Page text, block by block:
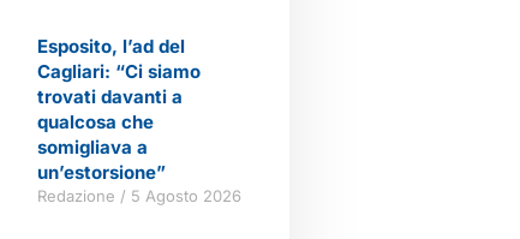
Esposito, l’ad del
Cagliari: “Ci siamo
trovati davanti a
qualcosa che
somigliava a
un’estorsione”
Redazione 5 Agosto 2026